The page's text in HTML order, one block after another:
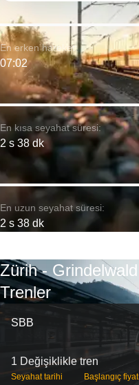
En kısa seyahat süresi:
2 s 38 dk
En erken hareket:
07:02
En uzun seyahat süresi:
2 s 38 dk
Zürih -
Trenler
SBB
1 Değişiklikle tren
Seyahat tarihi Başlangıç